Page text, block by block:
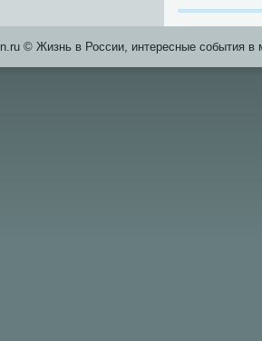
© Жизнь в России, интересные события в